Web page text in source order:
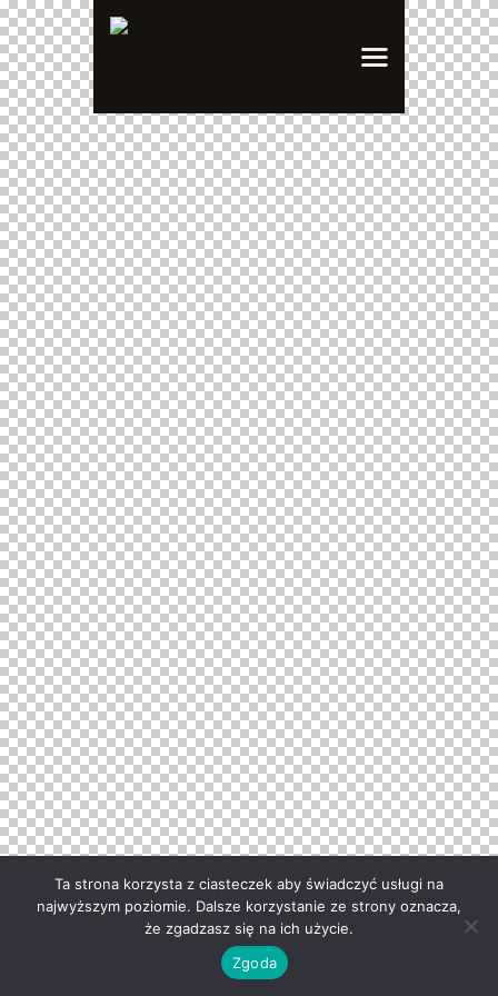
Ta strona korzysta z ciasteczek aby świadczyć usługi na
najwyższym poziomie. Dalsze korzystanie ze strony oznacza,
że zgadzasz się na ich użycie.
Zgoda